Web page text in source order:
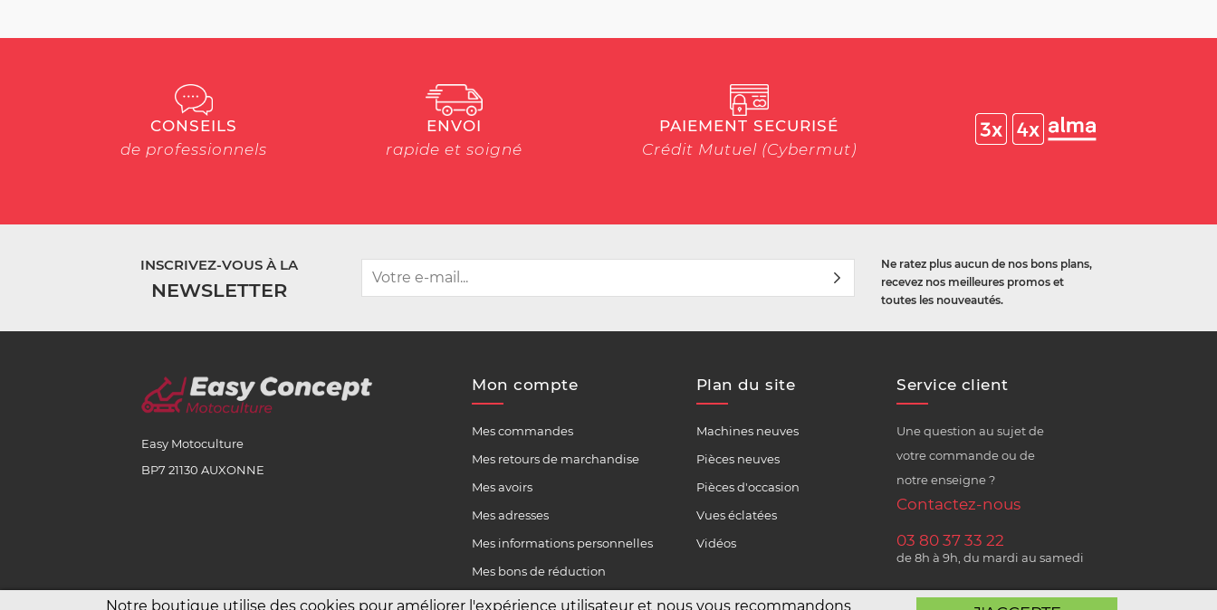
Notre boutique utilise des cookies pour améliorer l'expérience utilisateur et nous vous recommandons
CONSEILS
de professionnels
ENVOI
rapide et soigné
PAIEMENT SECURISÉ
Crédit Mutuel (Cybermut)
INSCRIVEZ-VOUS À LA
NEWSLETTER
Ne ratez plus aucun de nos bons plans,
recevez nos meilleures promos et
toutes les nouveautés.
Easy Motoculture
BP7 21130 AUXONNE
Mon compte
Mes commandes
Mes retours de marchandise
Mes avoirs
Mes adresses
Mes informations personnelles
Mes bons de réduction
Plan du site
Machines neuves
Pièces neuves
Pièces d'occasion
Vues éclatées
Vidéos
Service client
Une question au sujet de
votre commande ou de
notre enseigne ?
Contactez-nous
03 80 37 33 22
de 8h à 9h, du mardi au samedi